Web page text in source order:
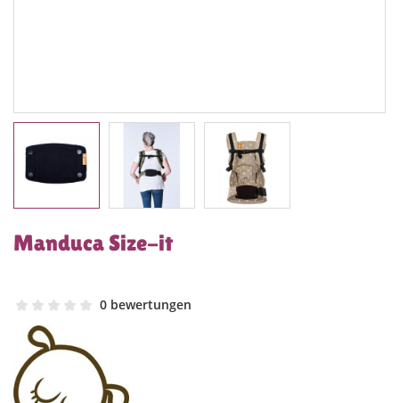
Manduca Size-it
0 bewertungen